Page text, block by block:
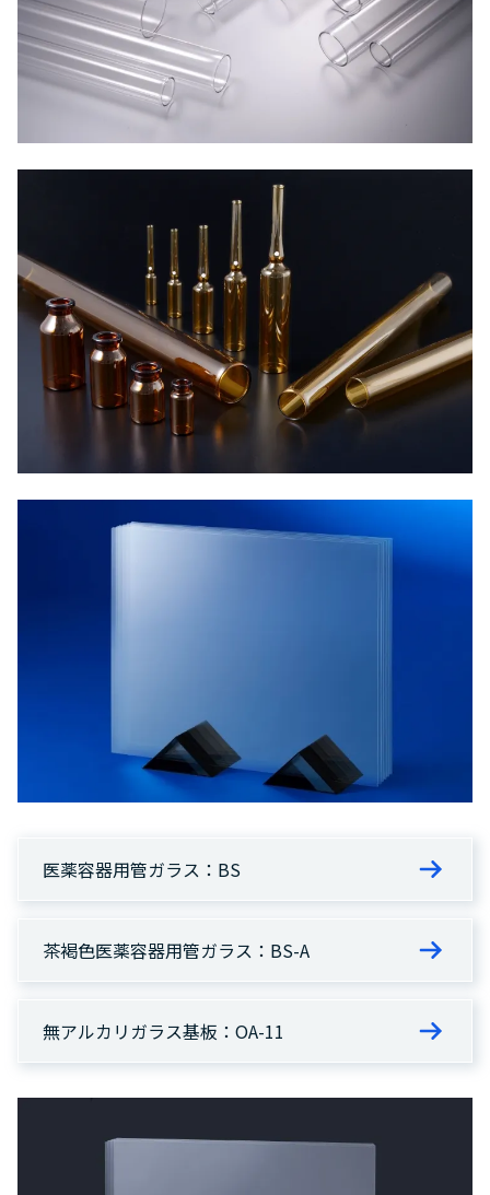
医薬容器用管ガラス：BS
茶褐色医薬容器用管ガラス：BS-A
無アルカリガラス基板：OA-11